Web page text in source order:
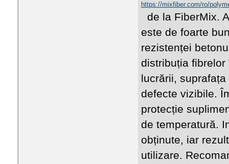
https://mixfiber.com/ro/
de la FiberMix.
este de foarte
rezistenței
distribuția
lucrării,
defecte vizibile.
protecție
de temperatură.
obținute, iar
utilizare.